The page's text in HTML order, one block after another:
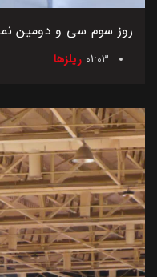
روز سوم سی و دومین
01:03 ریلزها